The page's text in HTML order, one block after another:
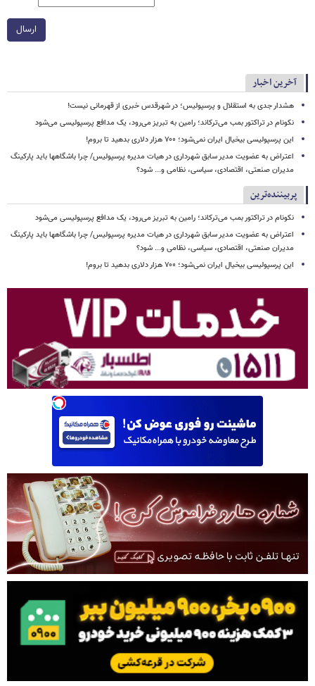
ارسال
آخرین اخبار
هشدار جدی به استقلال و پرسپولیس؛ در شهرقدس خبری از قهرمانی نیست!
نکونام در تراکتور بمب می‌ترکاند؛ رامین به تبریز می‌رود، یک مدافع پرسپولیسی می‌شود
این پرسپولیسی بیخیال ایران نمی‌شود؛ ۷۰۰ هزار دلاری بدهید تا بروم!
اعتراض به عضویت مدیر سابق شهرداری در هیات مدیره پرسپولیس/ چرا باشگاهها باید پارکینگ
مدیران صنعتی، اقتصادی، سیاسی، نظامی و... شود؟
پربیننده‌ترین
نکونام در تراکتور بمب می‌ترکاند؛ رامین به تبریز می‌رود، یک مدافع پرسپولیسی می‌شود
اعتراض به عضویت مدیر سابق شهرداری در هیات مدیره پرسپولیس/ چرا باشگاهها باید پارکینگ
مدیران صنعتی، اقتصادی، سیاسی، نظامی و... شود؟
این پرسپولیسی بیخیال ایران نمی‌شود؛ ۷۰۰ هزار دلاری بدهید تا بروم!